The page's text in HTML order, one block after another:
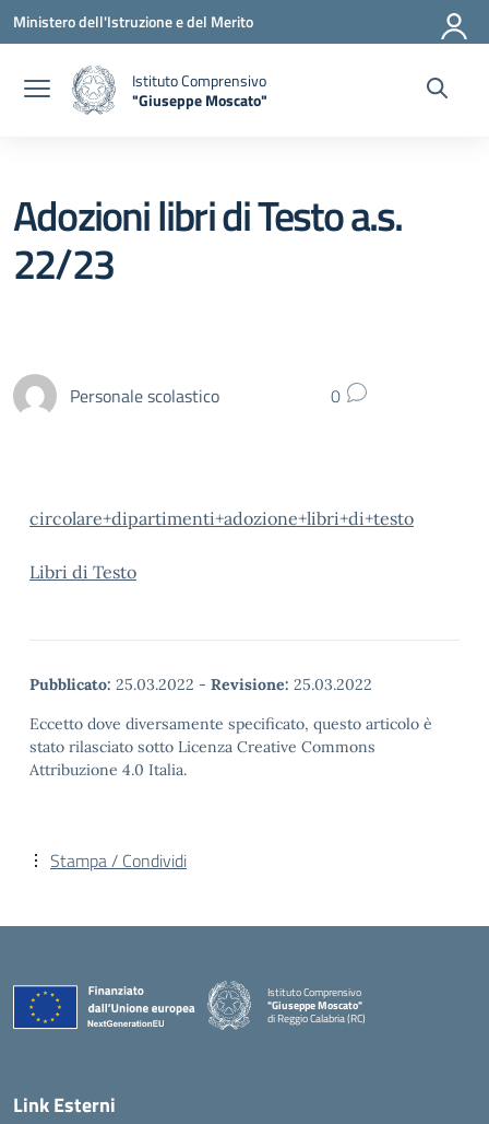
Vai ai contenuti
Vai al menu di navigazione
Vai al footer
Ministero dell'Istruzione e del Merito
Istituto Comprensivo
"Giuseppe Moscato"
Adozioni libri di Testo a.s.
22/23
Personale scolastico 0
circolare+dipartimenti+adozione+libri+di+testo
Libri di Testo
Pubblicato: 25.03.2022 - Revisione: 25.03.2022
Eccetto dove diversamente specificato, questo articolo è
stato rilasciato sotto Licenza Creative Commons
Attribuzione 4.0 Italia.
Stampa / Condividi
Istituto Comprensivo
"Giuseppe Moscato"
di Reggio Calabria (RC)
— Visita la pagina iniziale della scuola
Link Esterni